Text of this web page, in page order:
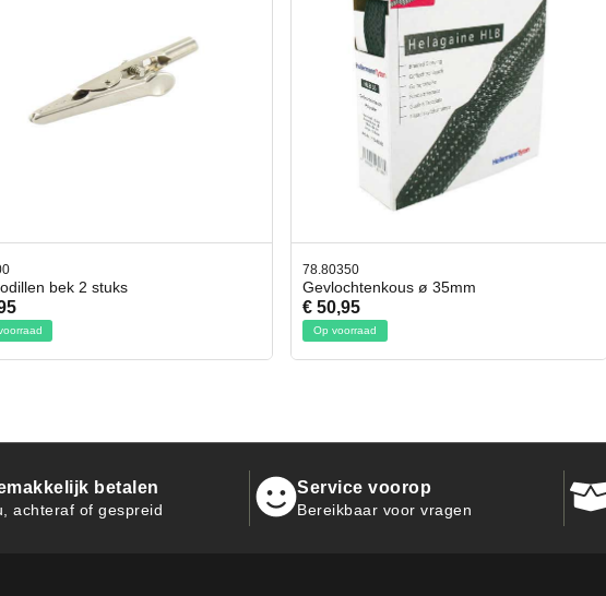
bek 2 stuks
78.80350
Gevlochtenkous ø 35mm
€ 50,95
Op voorraad
betalen
achteraf of gespreid
Service voorop
Bereikbaar voor vragen